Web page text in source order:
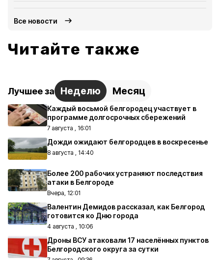
Все новости
Читайте также
Лучшее за Неделю Месяц
Каждый восьмой белгородец участвует в
программе долгосрочных сбережений
7 августа , 16:01
Дожди ожидают белгородцев в воскресенье
8 августа , 14:40
Более 200 рабочих устраняют последствия
атаки в Белгороде
Вчера, 12:01
Валентин Демидов рассказал, как Белгород
готовится ко Дню города
4 августа , 10:06
Дроны ВСУ атаковали 17 населённых пунктов
Белгородского округа за сутки